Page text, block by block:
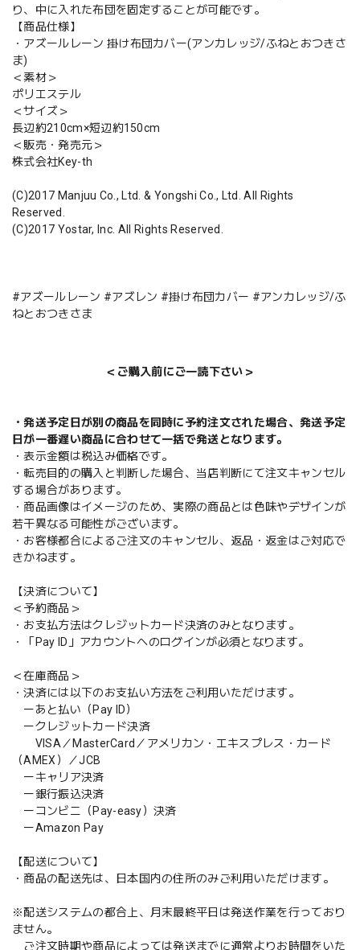
り、中に入れた布団を固定することが可能です。
【商品仕様】
・アズールレーン 掛け布団カバー(アンカレッジ/ふねとおつきさ
ま)
＜素材＞
ポリエステル
＜サイズ＞
長辺約210cm×短辺約150cm
＜販売・発売元＞
株式会社Key-th
(C)2017 Manjuu Co., Ltd. & Yongshi Co., Ltd. All Rights
Reserved.
(C)2017 Yostar, Inc. All Rights Reserved.
#アズールレーン #アズレン #掛け布団カバー #アンカレッジ/ふ
ねとおつきさま
＜ご購入前にご一読下さい＞
・発送予定日が別の商品を同時に予約注文された場合、発送予定
日が一番遅い商品に合わせて一括で発送となります。
・表示金額は税込み価格です。
・転売目的の購入と判断した場合、当店判断にて注文キャンセル
する場合があります。
・商品画像はイメージのため、実際の商品とは色味やデザインが
若干異なる可能性がございます。
・お客様都合によるご注文のキャンセル、返品・返金はご対応で
きかねます。
【決済について】
＜予約商品＞
・お支払方法はクレジットカード決済のみとなります。
・「Pay ID」アカウントへのログインが必須となります。
＜在庫商品＞
・決済には以下のお支払い方法をご利用いただけます。
ーあと払い（Pay ID）
ークレジットカード決済
VISA／MasterCard／アメリカン・エキスプレス・カード
（AMEX）／JCB
ーキャリア決済
ー銀行振込決済
ーコンビニ（Pay-easy）決済
ーAmazon Pay
【配送について】
・商品の配送先は、日本国内の住所のみご利用いただけます。
※配送システムの都合上、月末最終平日は発送作業を行っており
ません。
ご注文時期や商品によっては発送までに通常よりお時間をいた